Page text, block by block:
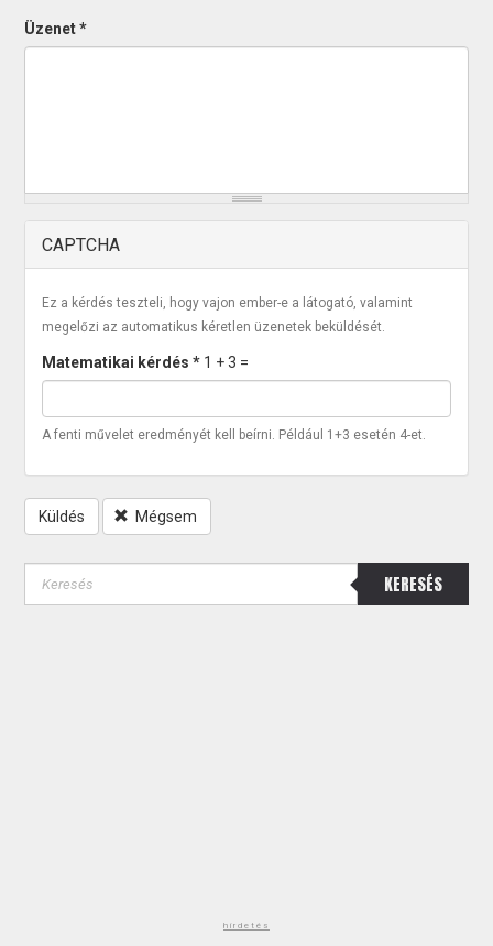
Üzenet*
CAPTCHA
Ez a kérdés teszteli, hogy vajon ember-e a látogató, valamint
megelőzi az automatikus kéretlen üzenetek beküldését.
Matematikai kérdés* 1 + 3 =
A fenti művelet eredményét kell beírni. Például 1+3 esetén 4-et.
Küldés Mégsem
KERESÉS
hirdetés